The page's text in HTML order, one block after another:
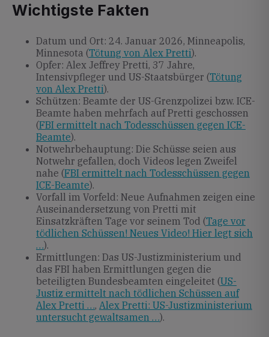
Wichtigste Fakten
Datum und Ort: 24. Januar 2026, Minneapolis,
Minnesota (Tötung von Alex Pretti).
Opfer: Alex Jeffrey Pretti, 37 Jahre,
Intensivpfleger und US-Staatsbürger (Tötung
von Alex Pretti).
Schützen: Beamte der US-Grenzpolizei bzw. ICE-
Beamte haben mehrfach auf Pretti geschossen
(FBI ermittelt nach Todesschüssen gegen ICE-
Beamte).
Notwehrbehauptung: Die Schüsse seien aus
Notwehr gefallen, doch Videos legen Zweifel
nahe (FBI ermittelt nach Todesschüssen gegen
ICE-Beamte).
Vorfall im Vorfeld: Neue Aufnahmen zeigen eine
Auseinandersetzung von Pretti mit
Einsatzkräften Tage vor seinem Tod (Tage vor
tödlichen Schüssen! Neues Video! Hier legt sich
…).
Ermittlungen: Das US-Justizministerium und
das FBI haben Ermittlungen gegen die
beteiligten Bundesbeamten eingeleitet (US-
Justiz ermittelt nach tödlichen Schüssen auf
Alex Pretti …, Alex Pretti: US-Justizministerium
untersucht gewaltsamen …).